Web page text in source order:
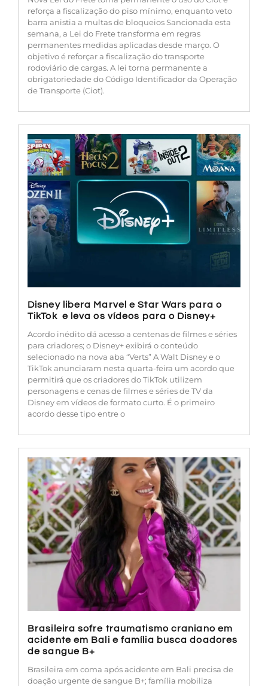
reforça a fiscalização do piso mínimo, enquanto veto
barra anistia a multas de bloqueios Sancionada esta
semana, a Lei do Frete transforma em regras
permanentes medidas aplicadas desde março. O
objetivo é reforçar a fiscalização do transporte
rodoviário de cargas. A lei torna permanente a
obrigatoriedade do Código Identificador da Operação
de Transporte (Ciot).
Disney libera Marvel e Star Wars para o
TikTok e leva os vídeos para o Disney+
Acordo inédito dá acesso a centenas de filmes e séries
para criadores; o Disney+ exibirá o conteúdo
selecionado na nova aba “Verts” A Walt Disney e o
TikTok anunciaram nesta quarta-feira um acordo que
permitirá que os criadores do TikTok utilizem
personagens e cenas de filmes e séries de TV da
Disney em vídeos de formato curto. É o primeiro
acordo desse tipo entre o
Brasileira sofre traumatismo craniano em
acidente em Bali e família busca doadores
de sangue B+
Brasileira em coma após acidente em Bali precisa de
doação urgente de sangue B+; família mobiliza